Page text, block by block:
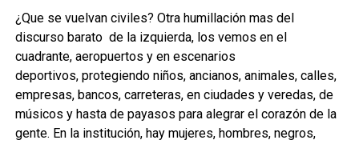
¿Que se vuelvan civiles? Otra humillación mas del
discurso barato de la izquierda, los vemos en el
cuadrante, aeropuertos y en escenarios
deportivos, protegiendo niños, ancianos, animales, calles,
empresas, bancos, carreteras, en ciudades y veredas, de
músicos y hasta de payasos para alegrar el corazón de la
gente. En la institución, hay mujeres, hombres, negros,